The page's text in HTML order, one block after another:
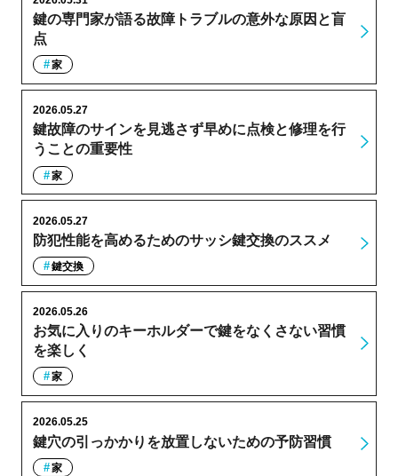
鍵の専門家が語る故障トラブルの意外な原因と盲
点
家
鍵故障のサインを見逃さず早めに点検と修理を行
うことの重要性
2026.05.27
家
防犯性能を高めるためのサッシ鍵交換のススメ
2026.05.27
鍵交換
お気に入りのキーホルダーで鍵をなくさない習慣
を楽しく
2026.05.26
家
鍵穴の引っかかりを放置しないための予防習慣
2026.05.25
家